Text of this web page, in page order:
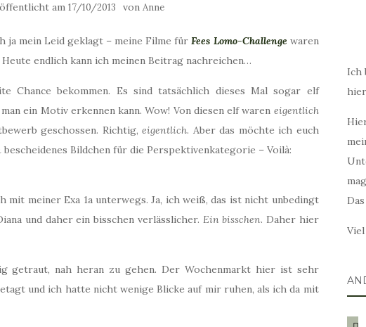
am17/10/2013 vonAnne
ja mein Leid geklagt – meine Filme fürFees Lomo-Challenge waren
endlich kann ich meinen Beitrag nachreichen…
Chance bekommen. Es sind tatsächlich dieses Mal sogar elf
ein Motiv erkennen kann. Wow! Von diesen elf waren eigentlich
geschossen. Richtig,eigentlich. Aber das möchte ich euch
bescheidenes Bildchen für die Perspektivenkategorie – Voilà:
meiner Exa 1a unterwegs. Ja, ich weiß, das ist nicht unbedingt
und daher ein bisschen verlässlicher. Ein bisschen. Daher hier
getraut, nah heran zu gehen. Der Wochenmarkt hier ist sehr
und ich hatte nicht wenige Blicke auf mir ruhen, als ich da mit
Ich